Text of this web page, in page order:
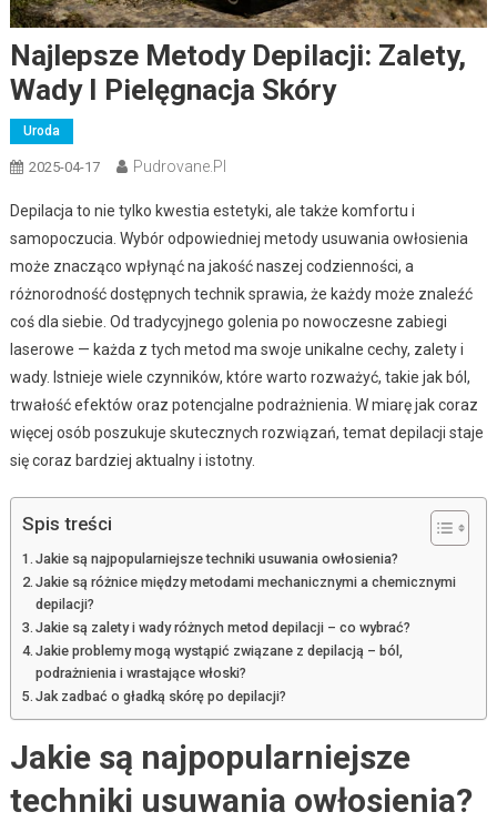
Najlepsze Metody Depilacji: Zalety,
Wady I Pielęgnacja Skóry
Uroda
2025-04-17 Pudrovane.pl
Depilacja to nie tylko kwestia estetyki, ale także komfortu i
samopoczucia. Wybór odpowiedniej metody usuwania owłosienia
może znacząco wpłynąć na jakość naszej codzienności, a
różnorodność dostępnych technik sprawia, że każdy może znaleźć
coś dla siebie. Od tradycyjnego golenia po nowoczesne zabiegi
laserowe — każda z tych metod ma swoje unikalne cechy, zalety i
wady. Istnieje wiele czynników, które warto rozważyć, takie jak ból,
trwałość efektów oraz potencjalne podrażnienia. W miarę jak coraz
więcej osób poszukuje skutecznych rozwiązań, temat depilacji staje
się coraz bardziej aktualny i istotny.
Spis treści
Jakie są najpopularniejsze techniki usuwania owłosienia?
Jakie są różnice między metodami mechanicznymi a chemicznymi
depilacji?
Jakie są zalety i wady różnych metod depilacji – co wybrać?
Jakie problemy mogą wystąpić związane z depilacją – ból,
podrażnienia i wrastające włoski?
Jak zadbać o gładką skórę po depilacji?
Jakie są najpopularniejsze
techniki usuwania owłosienia?